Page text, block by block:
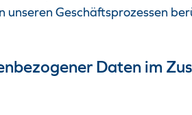
Geschäftsprozessen
Daten im